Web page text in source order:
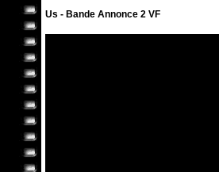
Us - Bande Annonce 2 VF